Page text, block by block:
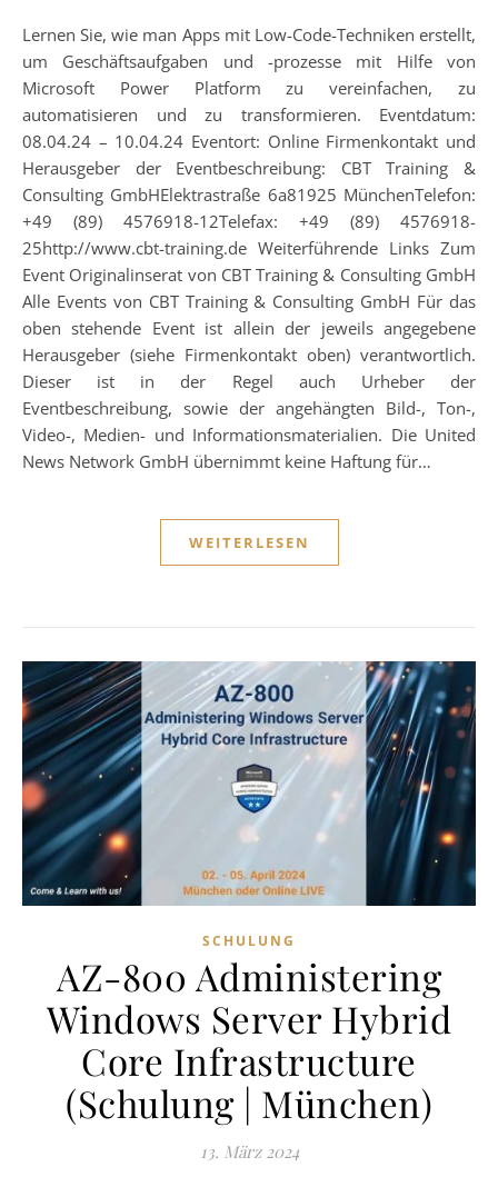
Lernen Sie, wie man Apps mit Low-Code-Techniken erstellt,
um Geschäftsaufgaben und -prozesse mit Hilfe von
Microsoft Power Platform zu vereinfachen, zu
automatisieren und zu transformieren. Eventdatum:
08.04.24 – 10.04.24 Eventort: Online Firmenkontakt und
Herausgeber der Eventbeschreibung: CBT Training &
Consulting GmbHElektrastraße 6a81925 MünchenTelefon:
+49 (89) 4576918-12Telefax: +49 (89) 4576918-
25http://www.cbt-training.de Weiterführende Links Zum
Event Originalinserat von CBT Training & Consulting GmbH
Alle Events von CBT Training & Consulting GmbH Für das
oben stehende Event ist allein der jeweils angegebene
Herausgeber (siehe Firmenkontakt oben) verantwortlich.
Dieser ist in der Regel auch Urheber der
Eventbeschreibung, sowie der angehängten Bild-, Ton-,
Video-, Medien- und Informationsmaterialien. Die United
News Network GmbH übernimmt keine Haftung für…
WEITERLESEN
SCHULUNG
AZ-800 Administering
Windows Server Hybrid
Core Infrastructure
(Schulung | München)
13. März 2024